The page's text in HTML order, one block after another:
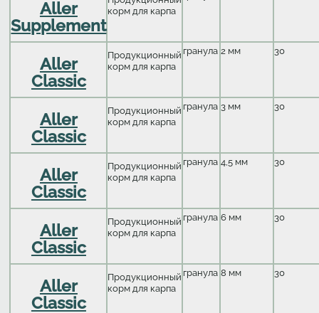
Aller
Supplement
корм для карпа
Aller
Classic
Продукционный
корм для карпа
гранула 2 мм 30
Aller
Classic
Продукционный
корм для карпа
гранула 3 мм 30
Aller
Classic
Продукционный
корм для карпа
гранула 4,5 мм 30
Aller
Classic
Продукционный
корм для карпа
гранула 6 мм 30
Aller
Classic
Продукционный
корм для карпа
гранула 8 мм 30